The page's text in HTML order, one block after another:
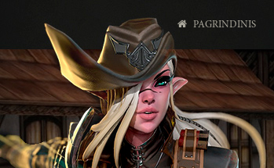
PAGRINDINIS